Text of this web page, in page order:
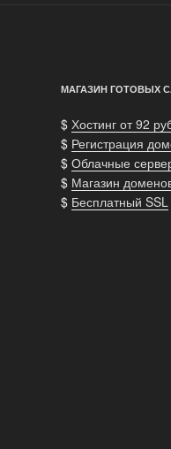
МАГАЗИН ГОТОВЫХ
$ Хостинг от 92
$ Регистрация
$ Облачные
$ Магазин
$ Бесплатный SSL